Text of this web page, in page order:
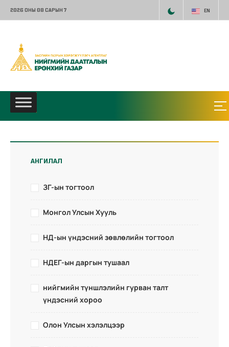
2026 ОНЫ 08 САРЫН 7 EN
АНГИЛАЛ
ЗГ-ын тогтоол
Монгол Улсын Хууль
НД-ын үндэсний зөвлөлийн тогтоол
НДЕГ-ын даргын тушаал
нийгмийн түншлэлийн гурван талт
үндэсний хороо
Олон Улсын хэлэлцээр